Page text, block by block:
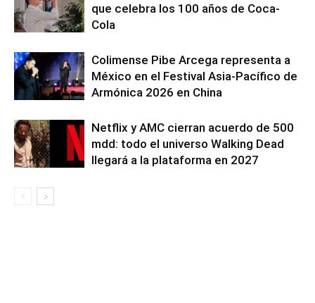
que celebra los 100 años de Coca-
Cola
Colimense Pibe Arcega representa a
México en el Festival Asia-Pacífico de
Armónica 2026 en China
Netflix y AMC cierran acuerdo de 500
mdd: todo el universo Walking Dead
llegará a la plataforma en 2027